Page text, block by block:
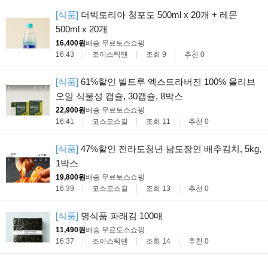
[식품] 더빅토리아 청포도 500ml x 20개 + 레몬
500ml x 20개
16,400원배송 무료토스쇼핑
16:43
조이스틱맨 조회 9 추천 0
[식품] 61%할인 빌트루 엑스트라버진 100% 올리브
오일 식물성 캡슐, 30캡슐, 8박스
22,900원배송 무료토스쇼핑
16:41
코스모스길 조회 11 추천 0
[식품] 47%할인 전라도청년 남도장인 배추김치, 5kg,
1박스
19,800원배송 무료토스쇼핑
16:39
코스모스길 조회 13 추천 0
[식품] 명식품 파래김 100매
11,490원배송 무료토스쇼핑
16:37
조이스틱맨 조회 14 추천 0